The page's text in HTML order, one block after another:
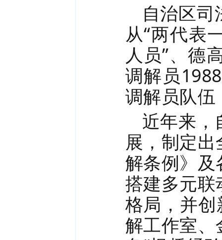
自治区
从“两代表
人员”、德
调解员
调解员队
近年来，
展，制定
解条例》
搭建多元
格局，并
解工作室